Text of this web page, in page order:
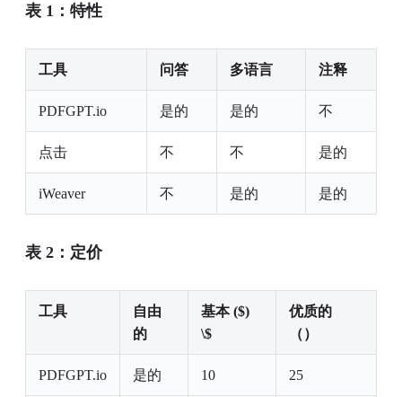
表 1：特性
工具 问答 多语言 注释
PDFGPT.io 是的 是的 不
点击 不 不 是的
iWeaver 不 是的 是的
表 2：定价
工具
自由
的
基本 ($)
\$
优质的
（）
PDFGPT.io 是的 10 25